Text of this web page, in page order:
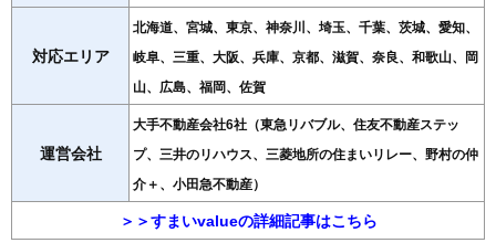
対応エリア
北海道、宮城、東京、神奈川、埼玉、千葉、茨城、愛知、
岐阜、三重、大阪、兵庫、京都、滋賀、奈良、和歌山、岡
山、広島、福岡、佐賀
運営会社
大手不動産会社6社（東急リバブル、住友不動産ステッ
プ、三井のリハウス、三菱地所の住まいリレー、野村の仲
介＋、小田急不動産）
＞＞すまいvalueの詳細記事はこちら